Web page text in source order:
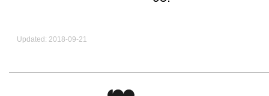
Updated: 2018-09-21